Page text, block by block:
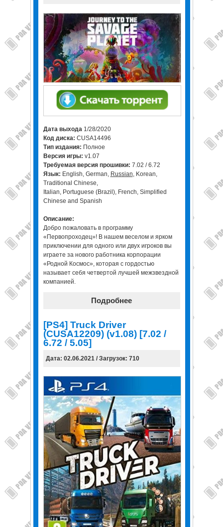
Дата выхода1/28/2020
Код диска: CUSA14496
Тип издания: Полное
Версия игры: v1.07
Требуемая версия прошивки: 7.02 / 6.72
Язык: English, German, Russian, Korean,
Traditional Chinese,
Italian, Portuguese (Brazil), French, Simplified
Chinese and Spanish
Описание:
Добро пожаловать в программу
«Первопроходец»! В нашем веселом и ярком
приключении для одного или двух игроков вы
играете за нового работника корпорации
«Родной Космос», которая с гордостью
называет себя четвертой лучшей межзвездной
компанией.
Подробнее
[PS4] Truck Driver
(CUSA12209) (v1.08) [7.02 /
6.72 / 5.05]
Дата: 02.06.2021 / Загрузок: 710